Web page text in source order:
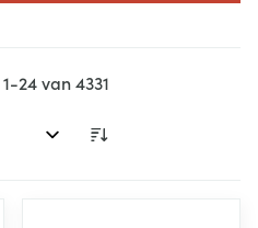
1-24van4331